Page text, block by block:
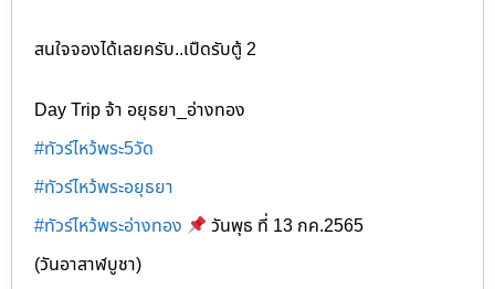
สนใจจองได้เลยครับ..เปืดรับตู้ 2
Day Trip จ้า อยุธยา_อ่างทอง
#ทัวร์ไหว้พระ5วัด
#ทัวร์ไหว้พระอยุธยา
#ทัวร์ไหว้พระอ่างทอง
วันพุธ ที่ 13 กค.2565
(วันอาสาฬบูชา)